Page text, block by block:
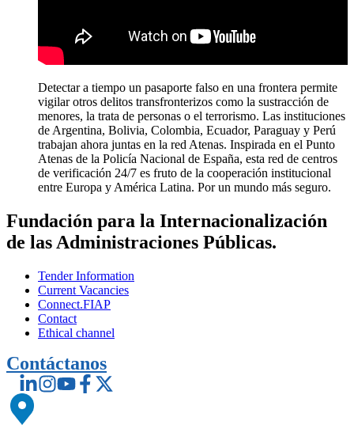
Detectar a tiempo un pasaporte falso en una frontera permite
vigilar otros delitos transfronterizos como la sustracción de
menores, la trata de personas o el terrorismo. Las instituciones
de Argentina, Bolivia, Colombia, Ecuador, Paraguay y Perú
trabajan ahora juntas en la red Atenas. Inspirada en el Punto
Atenas de la Policía Nacional de España, esta red de centros
de verificación 24/7 es fruto de la cooperación institucional
entre Europa y América Latina. Por un mundo más seguro.
Fundación para la Internacionalización
de las Administraciones Públicas.
Tender Information
Current Vacancies
Connect.FIAP
Contact
Ethical channel
Contáctanos